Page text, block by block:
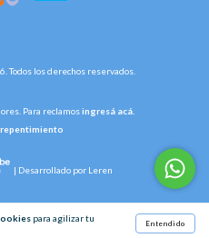
para agilizar tu
Entendido
Todos los derechos reservados.
Para reclamos ingresá acá.
| Desarrollado por Leren